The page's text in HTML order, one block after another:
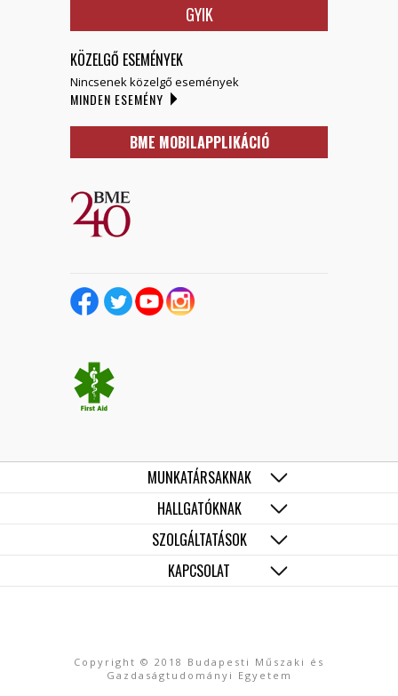
GYIK
KÖZELGŐ ESEMÉNYEK
Nincsenek közelgő események
MINDEN ESEMÉNY
BME MOBILAPPLIKÁCIÓ
MUNKATÁRSAKNAK
HALLGATÓKNAK
SZOLGÁLTATÁSOK
KAPCSOLAT
Copyright © 2018 Budapesti Műszaki és
Gazdaságtudományi Egyetem